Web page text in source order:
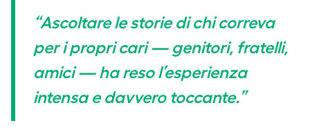
“Ascoltare le storie di chi correva
per i propri cari — genitori, fratelli,
amici — ha reso l’esperienza
intensa e davvero toccante.”